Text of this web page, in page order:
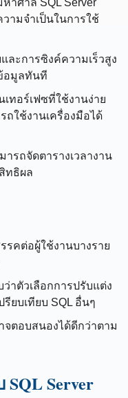
ามจำเป็นในการใช้
ละการซิงค์ความเร็วสูง
อมูลทันที
เทอร์เฟซที่ใช้งานง่าย
ถใช้งานเครื่องมือได้
ารถจัดตารางเวลางาน
ทธิผล
รคต่อผู้ใช้งานบางราย
าตัวเลือกการปรับแต่ง
รียบเทียบ SQL อื่นๆ
ตอบสนองได้ดีกว่าตาม
SQL Server